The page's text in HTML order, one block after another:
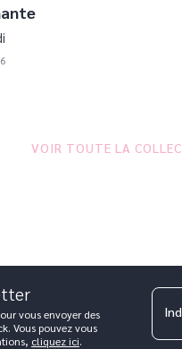
VOIR TOUTE LA
vous envoyer des
Vous pouvez vous
cliquez ici.